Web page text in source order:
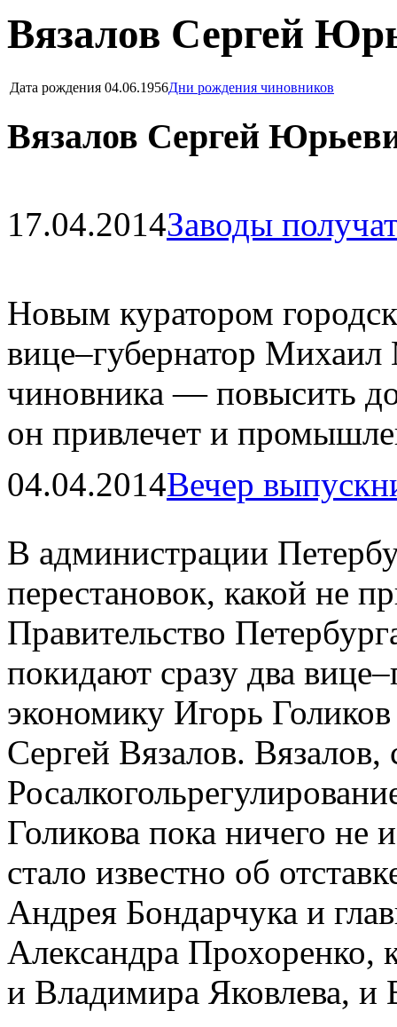
Вязалов Сергей
Дата рождения 04.06.1956Дни рождения чиновников
Вязалов Сергей
17.04.2014Заводы
Новым куратором
вице–губернатор
чиновника — повысить
он привлечет и
04.04.2014Вечер
В администрации
перестановок, какой не
Правительство
покидают сразу два
экономику Игорь
Сергей Вязалов. Вязалов,
Голикова пока ничего не
стало известно об
Андрея Бондарчука и
Александра Прохоренко,
и Владимира Яковлева, и